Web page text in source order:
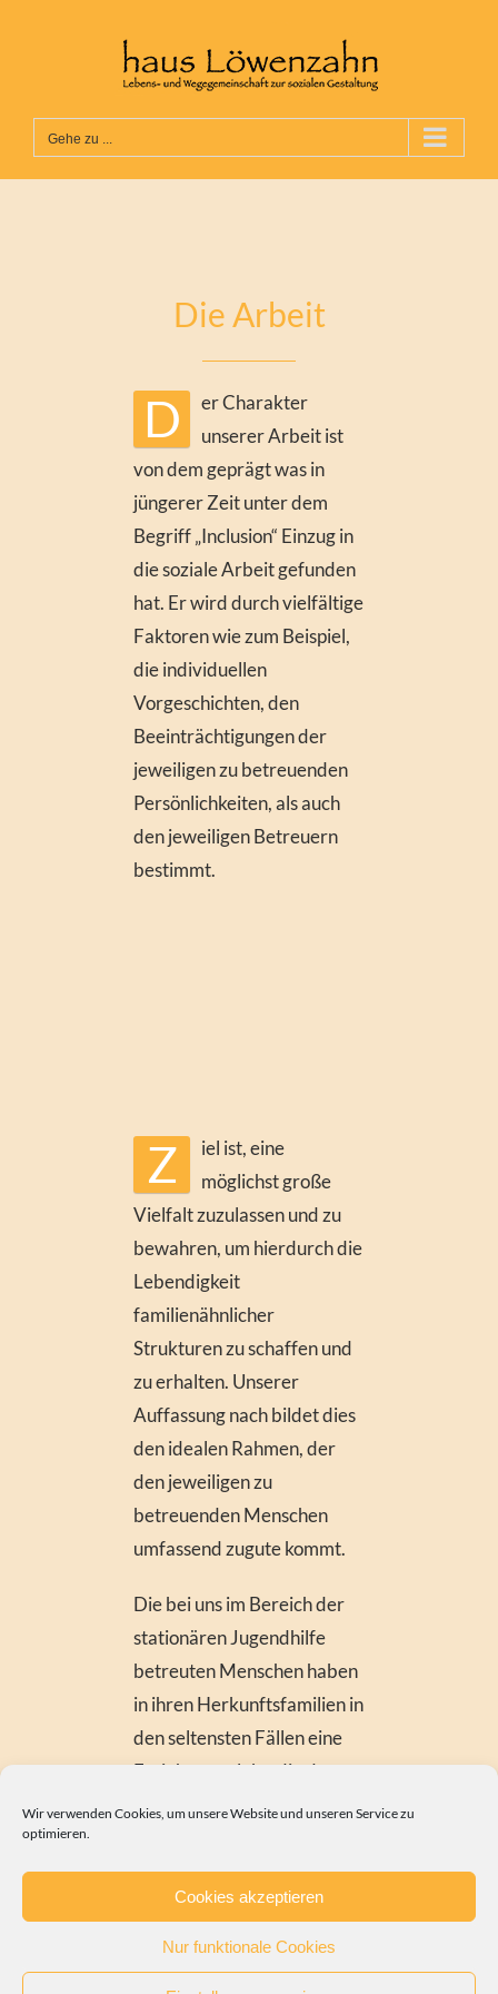
Wir verwenden Cookies, um unsere Website und unseren Service zu
optimieren.
Cookies akzeptieren
Nur funktionale Cookies
Gehe zu ...
Die Arbeit
D
er Charakter
unserer Arbeit ist
von dem geprägt was in
jüngerer Zeit unter dem
Begriff „Inclusion“ Einzug in
die soziale Arbeit gefunden
hat. Er wird durch vielfältige
Faktoren wie zum Beispiel,
die individuellen
Vorgeschichten, den
Beeinträchtigungen der
jeweiligen zu betreuenden
Persönlichkeiten, als auch
den jeweiligen Betreuern
bestimmt.
Z
iel ist, eine
möglichst große
Vielfalt zuzulassen und zu
bewahren, um hierdurch die
Lebendigkeit
familienähnlicher
Strukturen zu schaffen und
zu erhalten. Unserer
Auffassung nach bildet dies
den idealen Rahmen, der
den jeweiligen zu
betreuenden Menschen
umfassend zugute kommt.
Die bei uns im Bereich der
stationären Jugendhilfe
betreuten Menschen haben
in ihren Herkunftsfamilien in
den seltensten Fällen eine
Erziehung erlebt, die den
ganzen Menschen